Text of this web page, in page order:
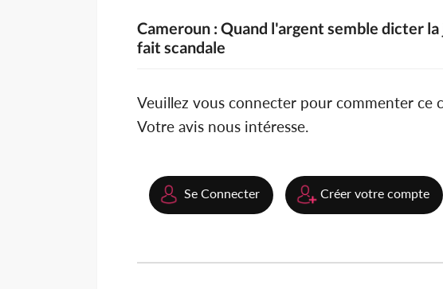
Cameroun : Quand l'argent semble dicter
fait scandale
Veuillez vous connecter pour commenter ce
Votre avis nous intéresse.
Se Connecter Créer votre compte